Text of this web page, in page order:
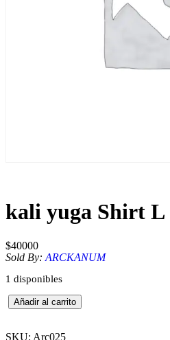
kali yuga Shirt L
$40000
Sold By: ARCKANUM
1 disponibles
k
a
i
Añadir al carrito
SKU: Arc025